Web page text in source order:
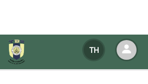
TH
มของหน่วยงาน
องหน่วยงาน